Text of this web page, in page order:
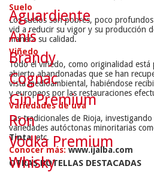
Suelo
Los suelos son pobres, poco
vid a reducir su vigor y su producción
manera su calidad.
Viñedo
Todo el viñedo, como originalidad está
abierto abandonadas que se han
vista medioambiental, habiéndose
y europeos por las restauraciones
Variedades de uva
Las tradicionales de Rioja,
variedades autóctonas minoritarias
Tinta, etc.
Conocer más: www.ijalba.com
OTRAS BOTELLAS DESTACADAS
Aguardiente
Anís
Brandy
Cognac
Gin Premium
Ron
Vodka Premium
Whisky